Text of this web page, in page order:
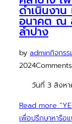
ดำเนินงาน
อนาคต ณ
ลำปาง
by adminกิจกรร
2024
วันที่ 3 สิงหาค
Read more
เพื่อปรึกษาหารือ